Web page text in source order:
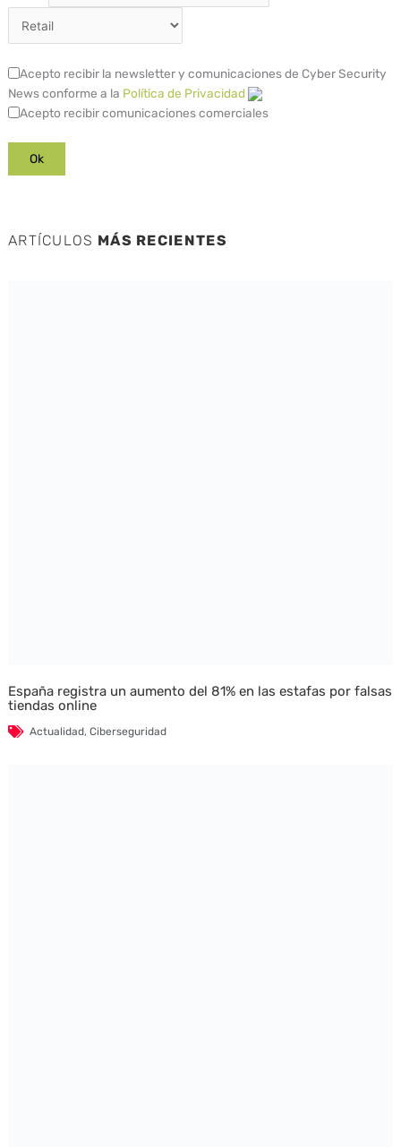
Acepto recibir la newsletter y comunicaciones de Cyber Security
News conforme a la Política de Privacidad
Acepto recibir comunicaciones comerciales
ARTÍCULOS MÁS RECIENTES
España registra un aumento del 81% en las estafas por falsas
tiendas online
Actualidad, Ciberseguridad